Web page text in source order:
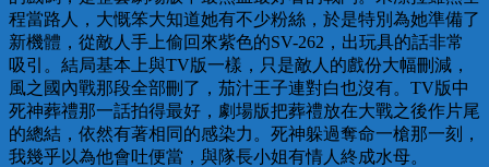
程當路人，大慨笨大知道她有不少粉絲，於是特別為她準備了
新機體，從敵人手上偷回來紫色的SV-262，出玩具的話非常
吸引。結局基本上與TV版一樣，只是敵人的戲份大幅刪減，
風之國內戰那段全部刪了，茄汁王子連對白也沒有。TV版中
死神葬禮那一話拍得最好，劇場版把葬禮放在大戰之後作片尾
的總結，依然有著相同的感染力。死神躲過奪命一槍那一刻，
我幾乎以為他會吐便當，與隊長小姐有情人終成水母。